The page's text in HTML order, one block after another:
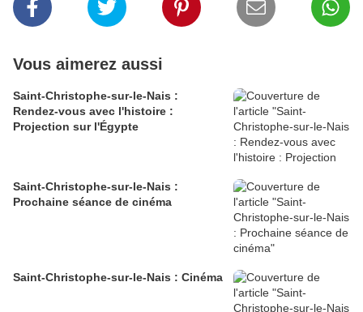
Vous aimerez aussi
Saint-Christophe-sur-le-Nais :
Rendez-vous avec l'histoire :
Projection sur l'Égypte
Saint-Christophe-sur-le-Nais :
Prochaine séance de cinéma
Saint-Christophe-sur-le-Nais : Cinéma